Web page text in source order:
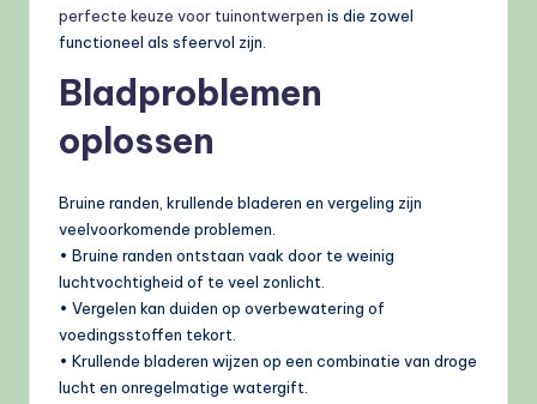
perfecte keuze voor tuinontwerpen is die zowel
functioneel als sfeervol zijn.
Bladproblemen
oplossen
Bruine randen, krullende bladeren en vergeling zijn
veelvoorkomende problemen.
• Bruine randen ontstaan vaak door te weinig
luchtvochtigheid of te veel zonlicht.
• Vergelen kan duiden op overbewatering of
voedingsstoffen tekort.
• Krullende bladeren wijzen op een combinatie van droge
lucht en onregelmatige watergift.